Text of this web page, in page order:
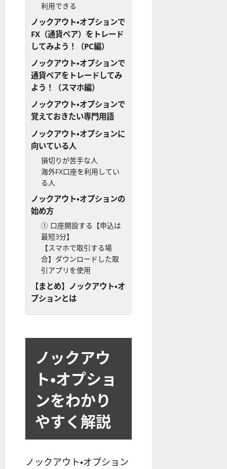
利用できる
ノックアウト・オプションで
FX（通貨ペア）をトレード
してみよう！（PC編）
ノックアウト・オプションで
通貨ペアをトレードしてみ
よう！（スマホ編）
ノックアウト・オプションで
覚えておきたい専門用語
ノックアウト・オプションに
向いている人
損切りが苦手な人
海外FX口座を利用してい
る人
ノックアウト・オプションの
始め方
① 口座開設する【申込は
最短3分】
【スマホで取引する場
合】ダウンロードした取
引アプリを使用
【まとめ】ノックアウト・オ
プションとは
ノックアウ
ト・オプショ
ンをわかり
やすく解説
ノックアウト・オプション